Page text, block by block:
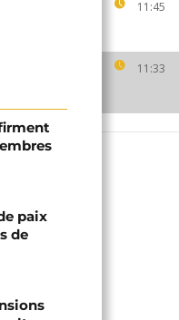
11:45
11:33
paix
de